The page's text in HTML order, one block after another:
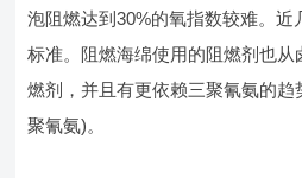
泡阻燃达到30%的氧指数较难。近
标准。阻燃海绵使用的阻燃剂也从
燃剂，并且有更依赖三聚氰氨的
聚氰氨)。